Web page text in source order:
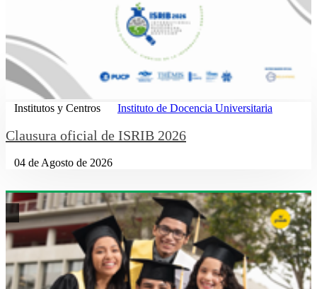
Institutos y Centros Instituto de Docencia Universitaria
Clausura oficial de ISRIB 2026
04 de Agosto de 2026